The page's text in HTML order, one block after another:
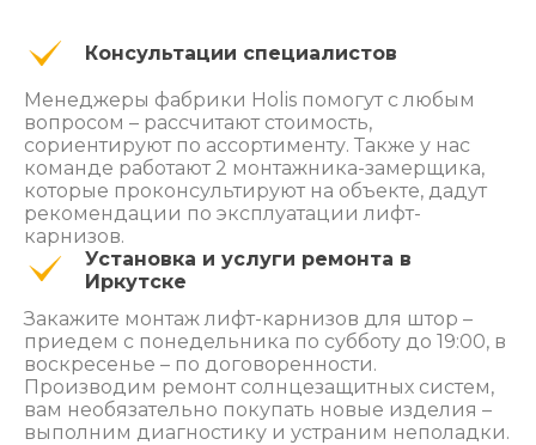
Консультации специалистов
Менеджеры фабрики Holis помогут с любым
вопросом – рассчитают стоимость,
сориентируют по ассортименту. Также у нас
команде работают 2 монтажника-замерщика,
которые проконсультируют на объекте, дадут
рекомендации по эксплуатации лифт-
карнизов.
Установка и услуги ремонта в
Иркутске
Закажите монтаж лифт-карнизов для штор –
приедем с понедельника по субботу до 19:00, в
воскресенье – по договоренности.
Производим ремонт солнцезащитных систем,
вам необязательно покупать новые изделия –
выполним диагностику и устраним неполадки.